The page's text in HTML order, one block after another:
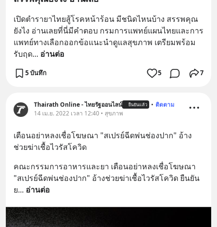
เปิดตำรายาไทยสู้โรคหน้าร้อน มีชนิดไหนบ้าง สรรพคุณ
ยังไง อ่านเลยที่นี่มีคำตอบ กรมการแพทย์แผนไทยและการ
แพทย์ทางเลือกออกข้อแนะนำดูแลสุขภาพ เตรียมพร้อม
รับฤด... อ่านต่อ
5 บันทึก 5 7
Thairath Online - ไทยรัฐออนไลน์ ยืนยันแล้ว • ติดตาม
14 เม.ย. 2022 เวลา 12:40 • สุขภาพ
เตือนอย่าหลงเชื่อโฆษณา "สเปรย์ฉีดพ่นช่องปาก" อ้าง
ช่วยฆ่าเชื้อไวรัสโควิด
คณะกรรมการอาหารและยา เตือนอย่าหลงเชื่อโฆษณา
"สเปรย์ฉีดพ่นช่องปาก" อ้างช่วยฆ่าเชื้อไวรัสโควิด ยืนยัน
ย... อ่านต่อ